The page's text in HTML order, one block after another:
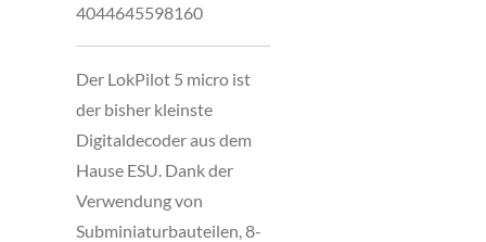
4044645598160
Der LokPilot 5 micro ist
der bisher kleinste
Digitaldecoder aus dem
Hause ESU. Dank der
Verwendung von
Subminiaturbauteilen, 8-